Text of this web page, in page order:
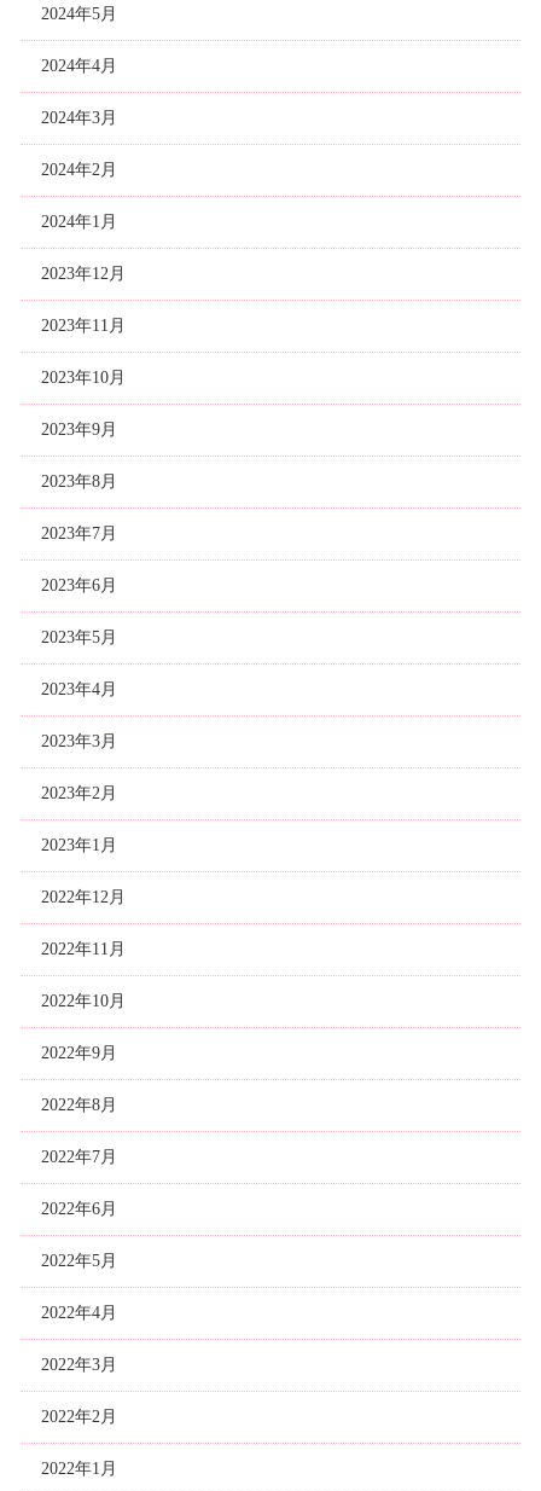
2024年5月
2024年4月
2024年3月
2024年2月
2024年1月
2023年12月
2023年11月
2023年10月
2023年9月
2023年8月
2023年7月
2023年6月
2023年5月
2023年4月
2023年3月
2023年2月
2023年1月
2022年12月
2022年11月
2022年10月
2022年9月
2022年8月
2022年7月
2022年6月
2022年5月
2022年4月
2022年3月
2022年2月
2022年1月